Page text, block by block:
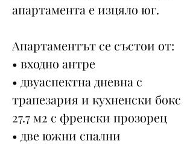
апартамента е изцяло юг.
Апартаментът се състои от:
• входно антре
• двуаспектна дневна с
трапезария и кухненски бокс
27.7 м2 с френски прозорец
• две южни спални